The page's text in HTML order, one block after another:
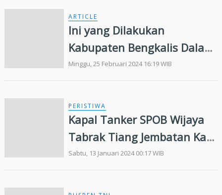
ARTICLE
Ini yang Dilakukan
Kabupaten Bengkalis Dalam
Menjaga Teritorial NKRI
Minggu, 25 Februari 2024 16:19 WIB
PERISTIWA
Kapal Tanker SPOB Wijaya
Tabrak Tiang Jembatan Kaca
Skywalk Tengku Buang
Asmara
Sabtu, 13 Januari 2024 00:17 WIB